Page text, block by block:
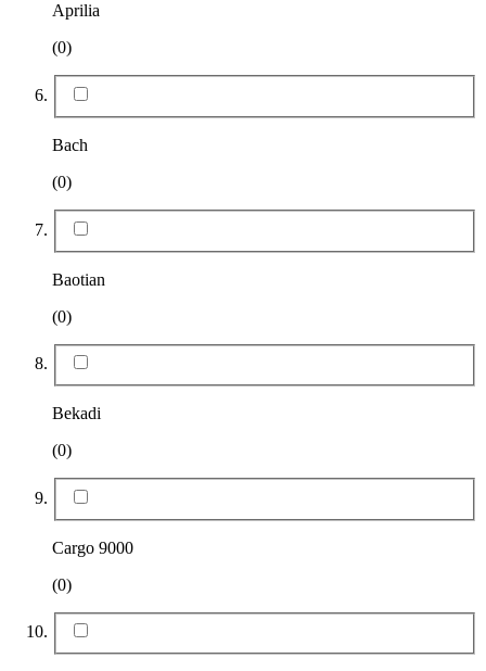
Aprilia
(0)
Bach
(0)
Baotian
(0)
Bekadi
(0)
Cargo 9000
(0)